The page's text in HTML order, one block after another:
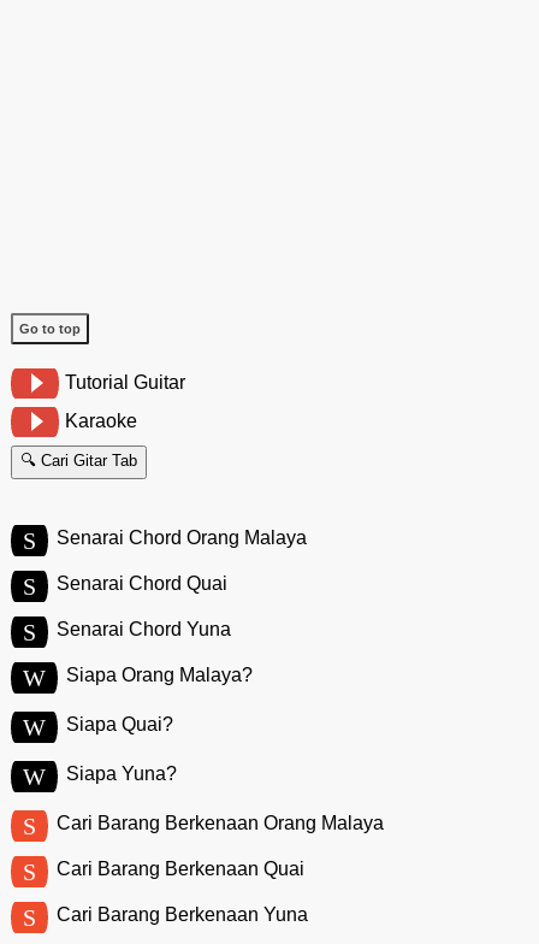
Go to top
Tutorial Guitar
Karaoke
🔍 Cari Gitar Tab
S Senarai Chord Orang Malaya
S Senarai Chord Quai
S Senarai Chord Yuna
W Siapa Orang Malaya?
W Siapa Quai?
W Siapa Yuna?
S Cari Barang Berkenaan Orang Malaya
S Cari Barang Berkenaan Quai
S Cari Barang Berkenaan Yuna